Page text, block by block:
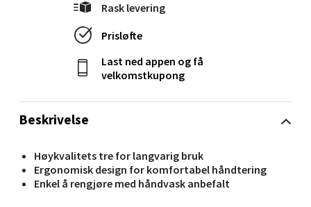
Beskrivelse
Høykvalitets tre for langvarig bruk
Ergonomisk design for komfortabel håndtering
Enkel å rengjøre med håndvask anbefalt
Rask levering
Prisløfte
Last ned appen og få
velkomstkupong
Torget 1, 6413 Molde
Åpent i dag 10-20
0 i butikk
Narvik - Thon Senter Malmporten
Bolagsgata 1, 8514 Narvik